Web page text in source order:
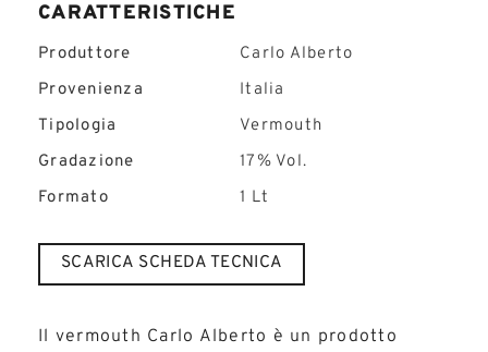
CARATTERISTICHE
Produttore
Carlo Alberto
Provenienza
Italia
Tipologia
Vermouth
Gradazione
17% Vol.
Formato
1 Lt
SCARICA SCHEDA TECNICA
Il vermouth Carlo Alberto è un prodotto